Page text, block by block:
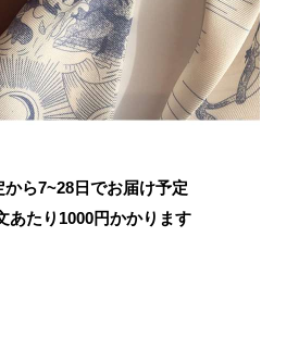
から7~28日でお届け予定
あたり 1000円かかります